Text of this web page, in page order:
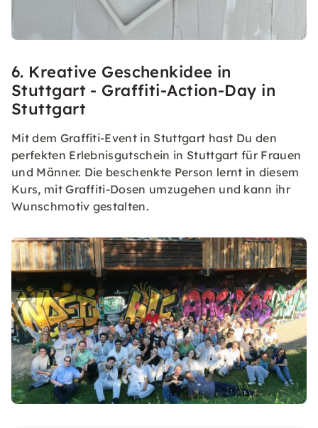
6. Kreative Geschenkidee in
Stuttgart - Graffiti-Action-Day in
Stuttgart
Mit dem Graffiti-Event in Stuttgart hast Du den
perfekten Erlebnisgutschein in Stuttgart für Frauen
und Männer. Die beschenkte Person lernt in diesem
Kurs, mit Graffiti-Dosen umzugehen und kann ihr
Wunschmotiv gestalten.